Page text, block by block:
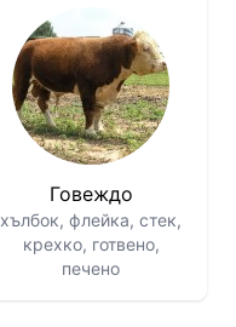
Говеждо
хълбок, флейка, стек,
крехко, готвено,
печено